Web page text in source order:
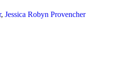
, Jessica Robyn Provencher